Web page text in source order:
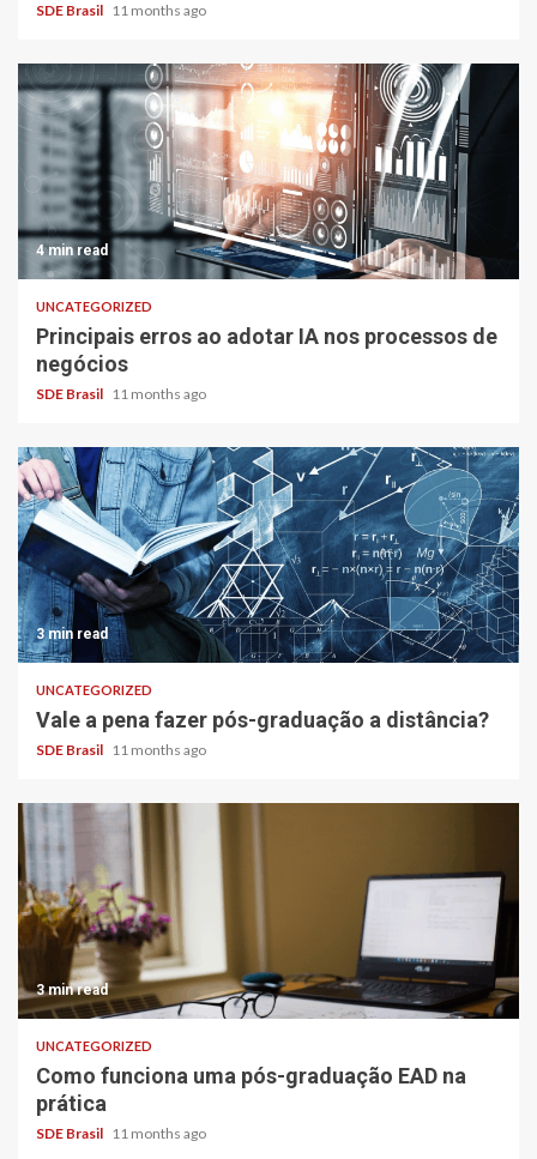
SDE Brasil 11 months ago
4 min read
UNCATEGORIZED
Principais erros ao adotar IA nos processos de
negócios
SDE Brasil 11 months ago
3 min read
UNCATEGORIZED
Vale a pena fazer pós-graduação a distância?
SDE Brasil 11 months ago
3 min read
UNCATEGORIZED
Como funciona uma pós-graduação EAD na
prática
SDE Brasil 11 months ago